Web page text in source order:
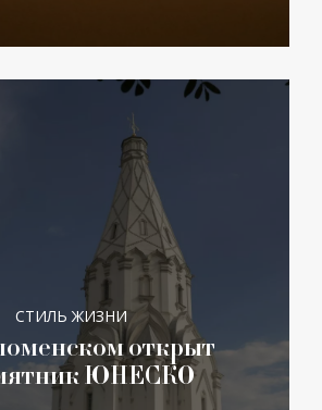
СТИЛЬ ЖИЗНИ
открыт
ЮНЕСКО